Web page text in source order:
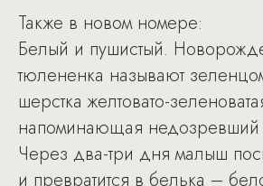
Также в новом номере:
Белый и пушистый.
тюлененка называют
шерстка желтовато-
напоминающая недозревший
Через два-три дня малыш
и превратится в белька –